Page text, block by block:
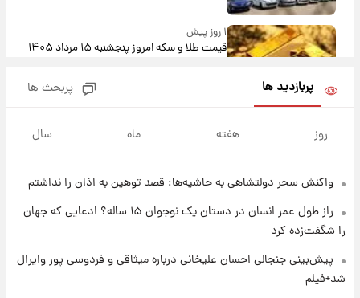
۱ روز پیش
قیمت طلا و سکه امروز پنجشنبه ۱۵ مرداد ۱۴۰۵
شد
۱ روز پیش
شاهین، کوییک، اطلس، سهند و ساینا با اقساط
۱ روز پیش
پربازدید ها پربحث ها
روز هفته ماه سال
واکنش سحر دولتشاهی به حاشیه‌ها: قصد توهین به اذان را نداشتم
راز طول عمر انسان در دستان یک نوجوان ۱۵ ساله؟ ادعایی که جهان
را شگفت‌زده کرد
پیش‌بینی جنجالی احسان علیخانی درباره میثاقی و فردوسی پور وایرال
شد+فیلم